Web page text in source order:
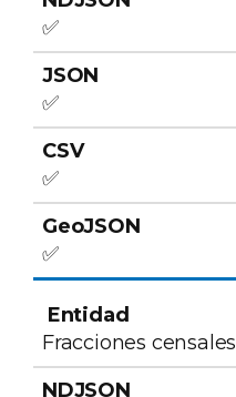
✅
✅
✅
✅
Fracciones censales